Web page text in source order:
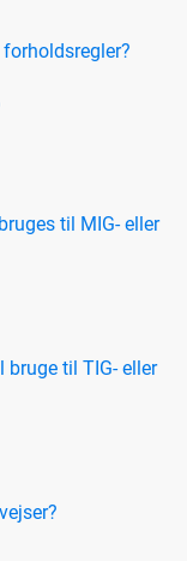
til MIG- eller
til TIG- eller